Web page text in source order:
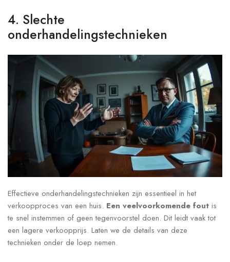
4. Slechte
onderhandelingstechnieken
Effectieve onderhandelingstechnieken zijn essentieel in het
verkoopproces van een huis. Een veelvoorkomende fout is
te snel instemmen of geen tegenvoorstel doen. Dit leidt vaak tot
een lagere verkoopprijs. Laten we de details van deze
technieken onder de loep nemen.